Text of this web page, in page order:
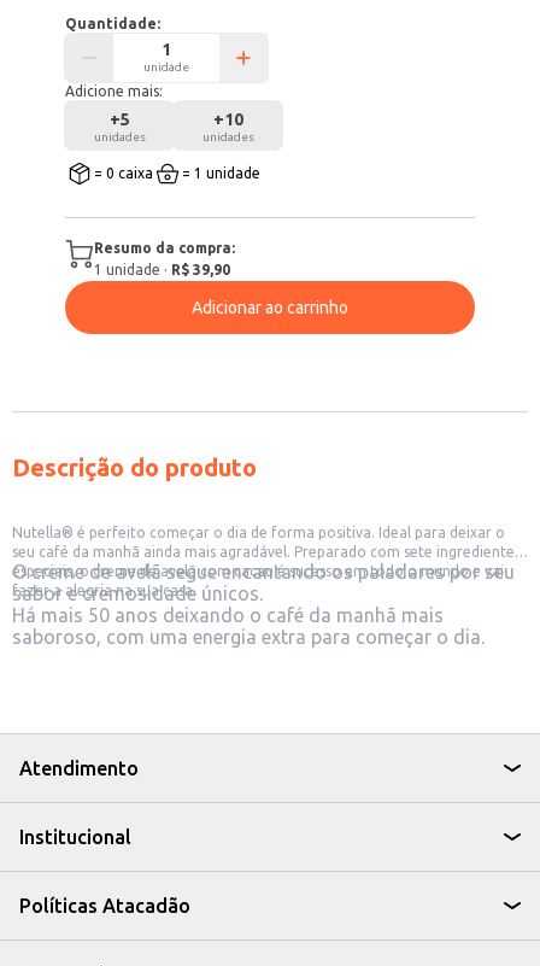
Quantidade:
unidade
Adicione mais:
+5
unidades
+10
unidades
= 0 caixa = 1 unidade
Resumo da compra:
1 unidade · R$ 39,90
Adicionar ao carrinho
Descrição do produto
Nutella® é perfeito começar o dia de forma positiva. Ideal para deixar o
seu café da manhã ainda mais agradável. Preparado com sete ingredientes
especiais, o creme de avelã com cacau é sucesso em todo o mundo e vai
fazer a alegria na sua casa.
O creme de avelã segue encantando os paladares por seu
sabor e cremosidade únicos.
Há mais 50 anos deixando o café da manhã mais
saboroso, com uma energia extra para começar o dia.
Atendimento
Institucional
Políticas Atacadão